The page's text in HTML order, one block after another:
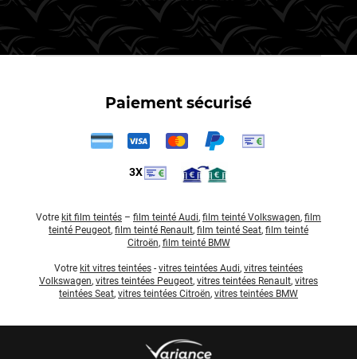
Paiement sécurisé
3X
Votre kit film teintés – film teinté Audi, film teinté Volkswagen, film
teinté Peugeot, film teinté Renault, film teinté Seat, film teinté
Citroën, film teinté BMW
Votre kit vitres teintées - vitres teintées Audi, vitres teintées
Volkswagen, vitres teintées Peugeot, vitres teintées Renault, vitres
teintées Seat, vitres teintées Citroën, vitres teintées BMW